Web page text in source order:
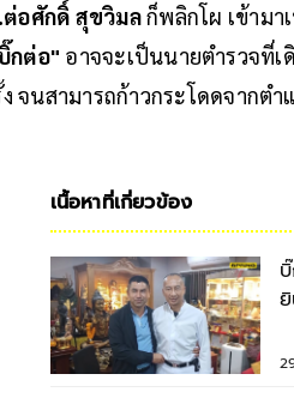
อศักดิ์ สุขวิมลก็พลิกโผ เข้ามา
กต่อ" อาจจะเป็นนายตำรวจที่
จนสามารถก้าวกระโดดจากตำ
เนื้อหาที่เกี่ยวข้อง